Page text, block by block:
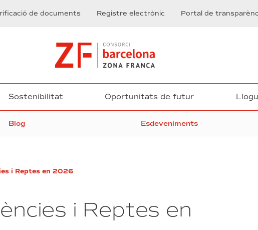
de documents Registre electrònic Portal de
Sostenibilitat Oportunitats de futur
Blog Esdeveniments
i Reptes en 2026
i Reptes en